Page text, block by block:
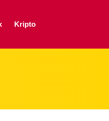
Kripto